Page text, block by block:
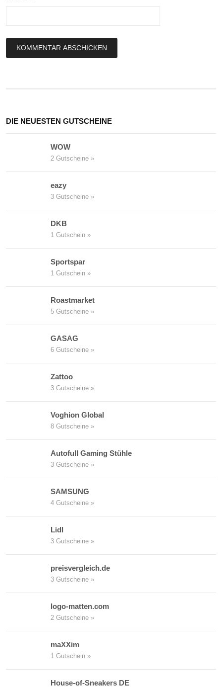
DIE NEUESTEN GUTSCHEINE
WOW
2 Gutscheine »
eazy
3 Gutscheine »
DKB
1 Gutschein »
Sportspar
1 Gutschein »
Roastmarket
5 Gutscheine »
GASAG
6 Gutscheine »
Zattoo
3 Gutscheine »
Voghion Global
8 Gutscheine »
Autofull Gaming Stühle
3 Gutscheine »
SAMSUNG
4 Gutscheine »
Lidl
3 Gutscheine »
preisvergleich.de
3 Gutscheine »
logo-matten.com
2 Gutscheine »
maXXim
1 Gutschein »
House-of-Sneakers DE